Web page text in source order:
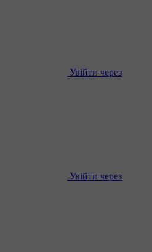
Увійти через
Увійти через